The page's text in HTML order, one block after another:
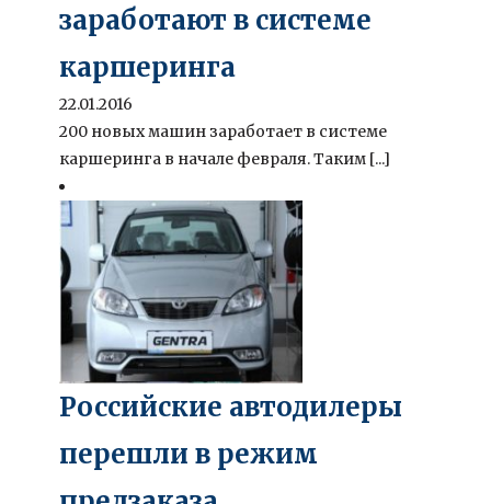
заработают в системе
каршеринга
22.01.2016
200 новых машин заработает в системе
каршеринга в начале февраля. Таким [...]
Российские автодилеры
перешли в режим